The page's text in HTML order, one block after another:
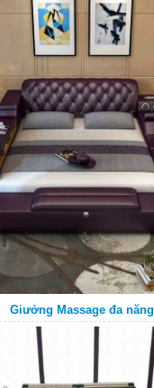
Giưởng Massage đa năng